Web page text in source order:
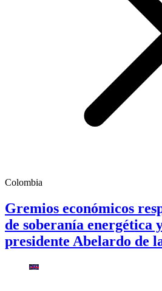
Colombia
Gremios económicos
de soberanía energética
presidente Abelardo de